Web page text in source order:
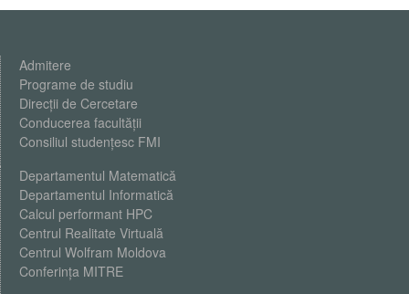
Admitere
Programe de studiu
Direcții de Cercetare
Conducerea facultății
Consiliul studențesc FMI
Departamentul Matematică
Departamentul Informatică
Calcul performant HPC
Centrul Realitate Virtuală
Centrul Wolfram Moldova
Conferința MITRE